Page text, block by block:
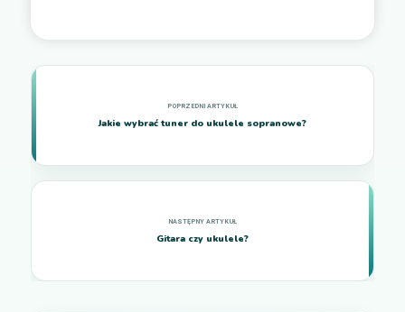
Jakie wybrać tuner do ukulele sopranowe?
Gitara czy ukulele?